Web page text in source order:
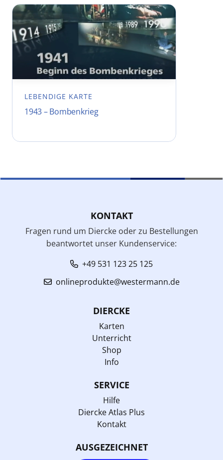
LEBENDIGE KARTE
1943 – Bombenkrieg
KONTAKT
Fragen rund um Diercke oder zu Bestellungen
beantwortet unser Kundenservice:
+49 531 123 25 125
onlineprodukte@westermann.de
DIERCKE
Karten
Unterricht
Shop
Info
SERVICE
Hilfe
Diercke Atlas Plus
Kontakt
AUSGEZEICHNET